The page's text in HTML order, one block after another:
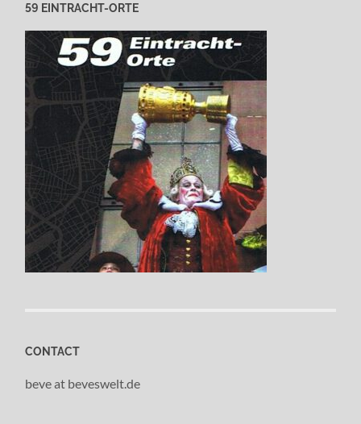
59 EINTRACHT-ORTE
CONTACT
beve at beveswelt.de